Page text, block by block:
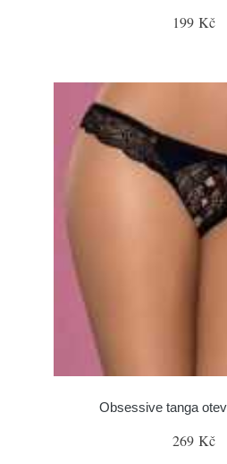
199 Kč
Obsessive tanga
269 Kč